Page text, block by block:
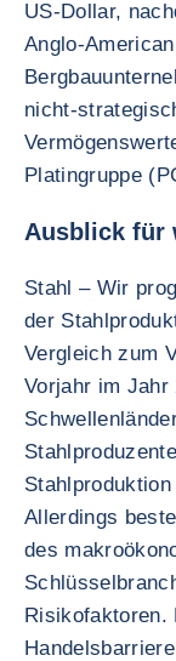
US-Dollar,
Anglo-
nicht-
Platingruppe
Ausblick für
Stahl – Wir
der
Vergleich zum
Vorjahr im Jahr
Allerdings
des
Risikofaktoren.